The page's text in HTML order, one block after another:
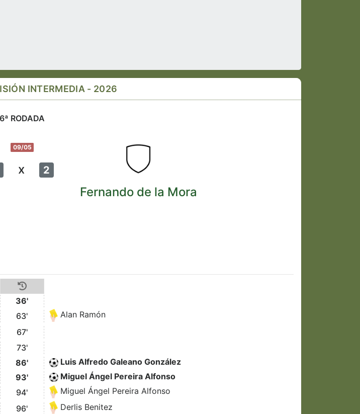
INTERMEDIA - 2026
6ª RODADA
09/05
x 2
Fernando de la Mora
36'
63'
Alan Ramón
67'
73'
86'
Luis Alfredo Galeano González
93'
Miguel Ángel Pereira Alfonso
94'
Miguel Ángel Pereira Alfonso
96'
Derlis Benitez